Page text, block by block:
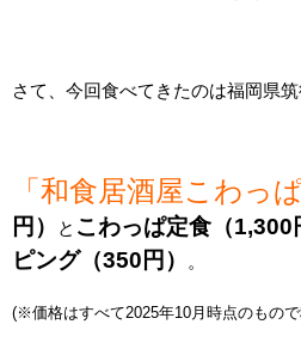
さて、今回食べてきたのは福岡県筑
「和食居酒屋こわっぱ
円）
と こわっぱ定食（1,300
ピング（350円）
(※価格はすべて2025年10月時点のもの